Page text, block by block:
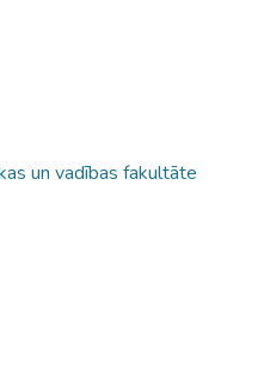
un vadības fakultāte